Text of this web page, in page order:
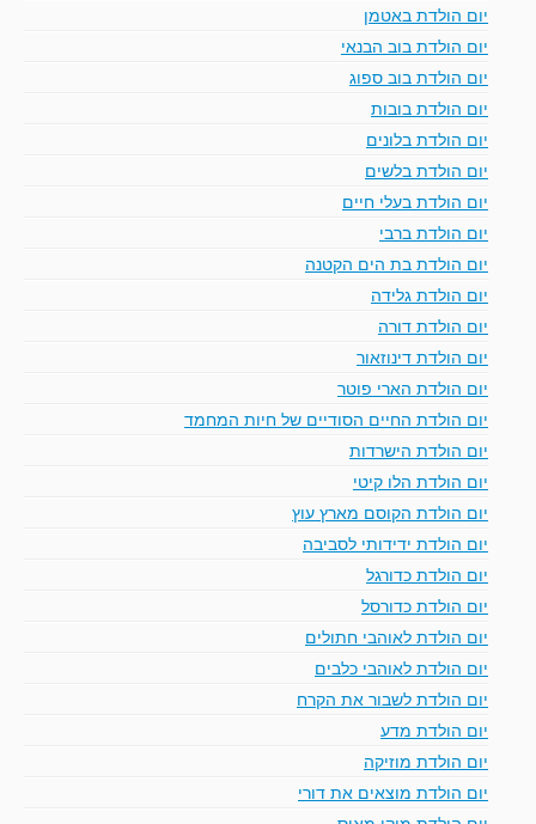
יום הולדת באטמן
יום הולדת בוב הבנאי
יום הולדת בוב ספוג
יום הולדת בובות
יום הולדת בלונים
יום הולדת בלשים
יום הולדת בעלי חיים
יום הולדת ברבי
יום הולדת בת הים הקטנה
יום הולדת גלידה
יום הולדת דורה
יום הולדת דינוזאור
יום הולדת הארי פוטר
יום הולדת החיים הסודיים של חיות המחמד
יום הולדת הישרדות
יום הולדת הלו קיטי
יום הולדת הקוסם מארץ עוץ
יום הולדת ידידותי לסביבה
יום הולדת כדורגל
יום הולדת כדורסל
יום הולדת לאוהבי חתולים
יום הולדת לאוהבי כלבים
יום הולדת לשבור את הקרח
יום הולדת מדע
יום הולדת מוזיקה
יום הולדת מוצאים את דורי